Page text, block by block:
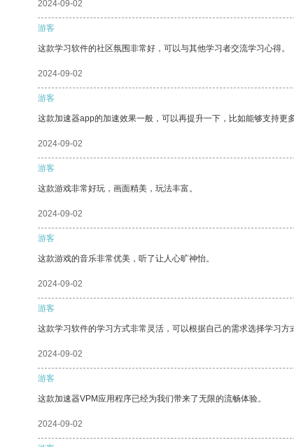
2024-09-02
游客
这款学习软件的社区氛围非常好，可以与其他学习者交流学习心得。
2024-09-02
游客
这款加速器app的加速效果一般，可以再提升一下，比如能够支持更
2024-09-02
游客
这款游戏非常好玩，画面精美，玩法丰富。
2024-09-02
游客
这款游戏的音乐非常优美，听了让人心旷神怡。
2024-09-02
游客
这款学习软件的学习方式非常灵活，可以根据自己的需求选择学习方
2024-09-02
游客
这款加速器VPM应用程序已经为我们带来了无限的流畅体验。
2024-09-02